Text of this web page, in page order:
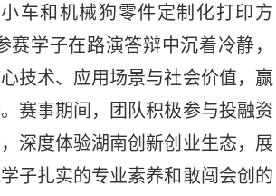
车和机械狗零件定制化打印方
赛学子在路演答辩中沉着冷静，
技术、应用场景与社会价值，赢
赛事期间，团队积极参与投融资
深度体验湖南创新创业生态，展
学子扎实的专业素养和敢闯会创的